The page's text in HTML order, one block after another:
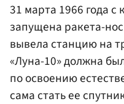
31 марта 1966 года
запущена ракета-
вывела станцию на
«Луна-10» должна
по освоению
сама стать ее